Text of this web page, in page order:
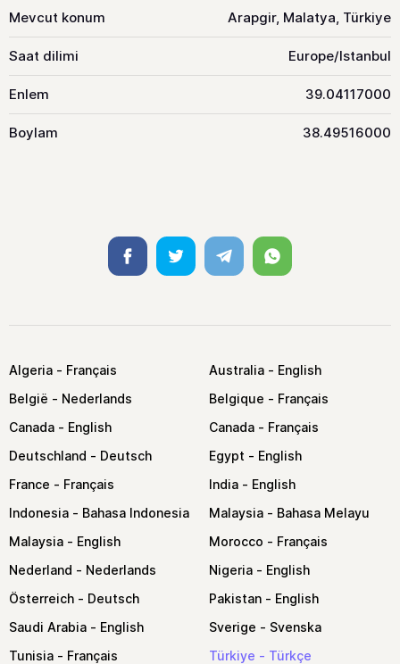
Mevcut konum Arapgir, Malatya, Türkiye
Saat dilimi Europe/Istanbul
Enlem 39.04117000
Boylam 38.49516000
FacebookTwitter TelegramWhatsapp
Algeria
Australia
België
Belgique
Canada
Canada
Deutschland
Egypt
France
India
Indonesia
Malaysia
Malaysia
Morocco
Nederland
Nigeria
Österreich
Pakistan
Saudi Arabia
Sverige
Tunisia
Türkiye